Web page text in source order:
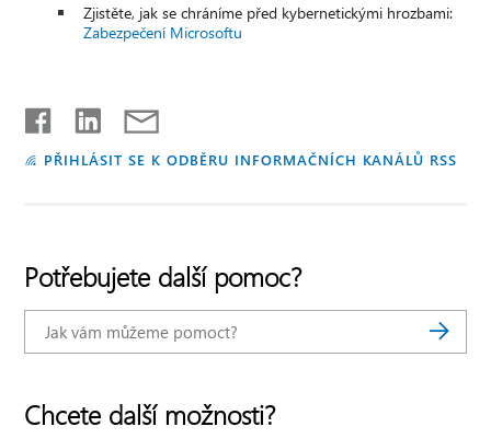
Zjistěte, jak se chráníme před kybernetickými hrozbami:
Zabezpečení Microsoftu
PŘIHLÁSIT SE K ODBĚRU INFORMAČNÍCH KANÁLŮ RSS
Potřebujete další pomoc?
Chcete další možnosti?